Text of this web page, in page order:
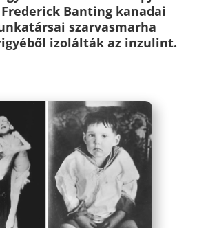
Banting kanadai
szarvasmarha
izolálták az inzulint.